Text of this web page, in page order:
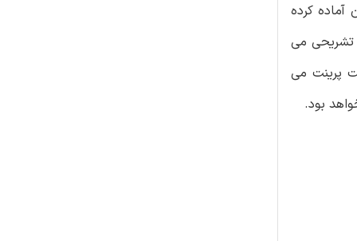
آماده کرده
با پاسخنامه تشریحی می
پرینت می
بود.